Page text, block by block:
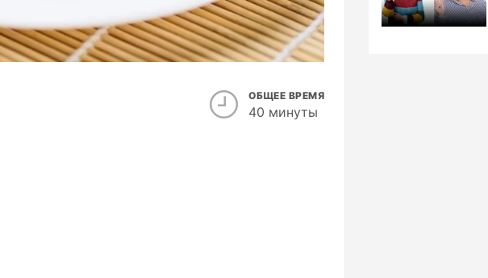
ОБЩЕЕ ВРЕМЯ
40 минуты